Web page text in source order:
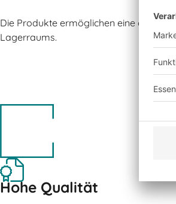
Die Produkte ermöglichen eine
Lagerraums.
Hohe Qualität